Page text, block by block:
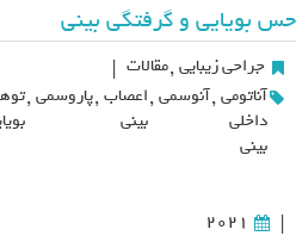
حس بویایی و گرفتگی بینی
جراحی زیبایی ,مقالات |
آناتومی
داخلی
بینی
,آنوسمی ,اعصاب
بینی
,پاروسمی ,
|
2021